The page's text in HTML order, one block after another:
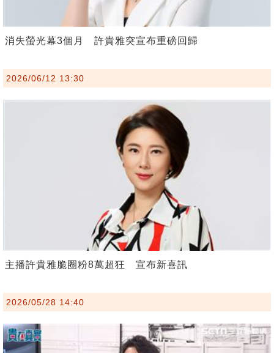
消失螢光幕3個月 許貴雅突宣布重磅回歸
2026/06/12 13:30
主播許貴雅脆圈粉8萬超狂 宣布新喜訊
2026/05/28 14:40